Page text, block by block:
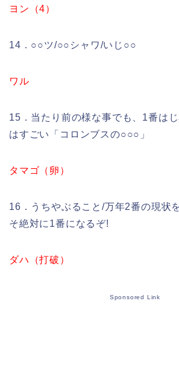
ヨン（4）
14．○○ツ/○○シャワ/いじ○○
ワル
15．当たり前の様な事でも、1番は
はすごい「コロンブスの○○○」
タマゴ（卵）
16．うちやぶること/万年2番の現状
そ絶対に1番になるぞ!
ダハ（打破）
Sponsored Link